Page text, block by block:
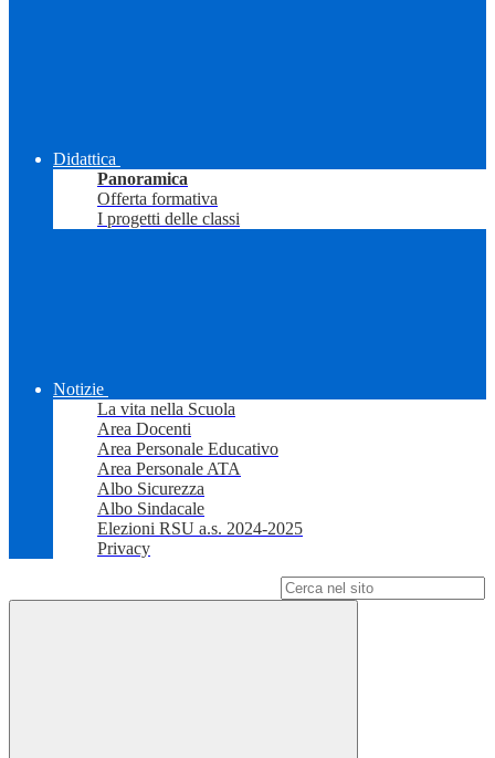
Didattica
Panoramica
Offerta formativa
I progetti delle classi
Notizie
La vita nella Scuola
Area Docenti
Area Personale Educativo
Area Personale ATA
Albo Sicurezza
Albo Sindacale
Elezioni RSU a.s. 2024-2025
Privacy